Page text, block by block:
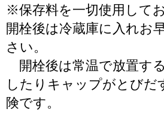
※保存料を一切使用して
開栓後は冷蔵庫に入れお
さい。
開栓後は常温で放置す
したりキャップがとびだ
険です。